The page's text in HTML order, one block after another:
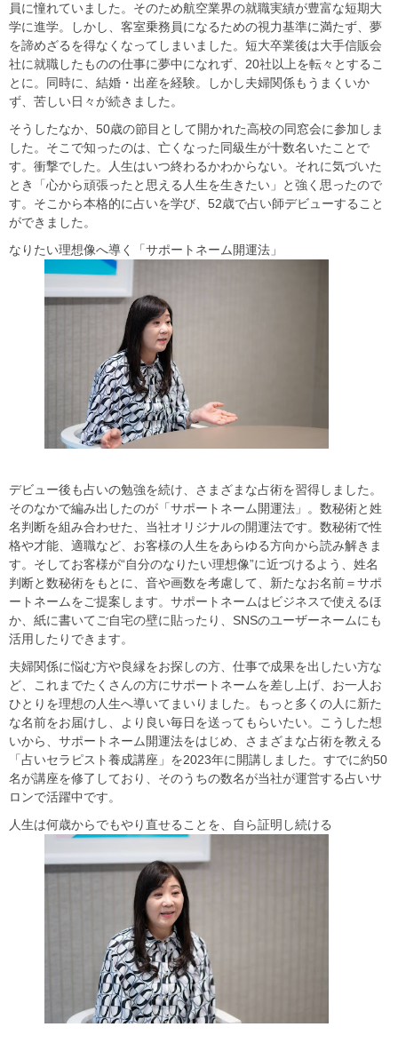
員に憧れていました。そのため航空業界の就職実績が豊富な短期大
学に進学。しかし、客室乗務員になるための視力基準に満たず、夢
を諦めざるを得なくなってしまいました。短大卒業後は大手信販会
社に就職したものの仕事に夢中になれず、20社以上を転々とするこ
とに。同時に、結婚・出産を経験。しかし夫婦関係もうまくいか
ず、苦しい日々が続きました。
そうしたなか、50歳の節目として開かれた高校の同窓会に参加しま
した。そこで知ったのは、亡くなった同級生が十数名いたことで
す。衝撃でした。人生はいつ終わるかわからない。それに気づいた
とき「心から頑張ったと思える人生を生きたい」と強く思ったので
す。そこから本格的に占いを学び、52歳で占い師デビューすること
ができました。
なりたい理想像へ導く「サポートネーム開運法」
デビュー後も占いの勉強を続け、さまざまな占術を習得しました。
そのなかで編み出したのが「サポートネーム開運法」。数秘術と姓
名判断を組み合わせた、当社オリジナルの開運法です。数秘術で性
格や才能、適職など、お客様の人生をあらゆる方向から読み解きま
す。そしてお客様が“自分のなりたい理想像”に近づけるよう、姓名
判断と数秘術をもとに、音や画数を考慮して、新たなお名前＝サポ
ートネームをご提案します。サポートネームはビジネスで使えるほ
か、紙に書いてご自宅の壁に貼ったり、SNSのユーザーネームにも
活用したりできます。
夫婦関係に悩む方や良縁をお探しの方、仕事で成果を出したい方な
ど、これまでたくさんの方にサポートネームを差し上げ、お一人お
ひとりを理想の人生へ導いてまいりました。もっと多くの人に新た
な名前をお届けし、より良い毎日を送ってもらいたい。こうした想
いから、サポートネーム開運法をはじめ、さまざまな占術を教える
「占いセラピスト養成講座」を2023年に開講しました。すでに約50
名が講座を修了しており、そのうちの数名が当社が運営する占いサ
ロンで活躍中です。
人生は何歳からでもやり直せることを、自ら証明し続ける